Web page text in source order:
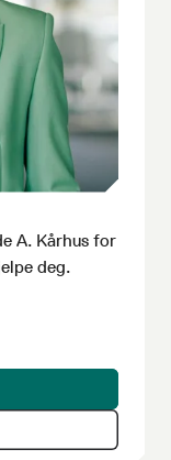
A. Kårhus for
deg.